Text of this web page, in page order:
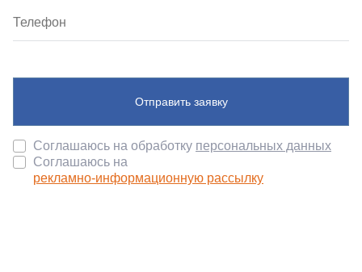
Отправить заявку
Соглашаюсь на обработку персональных данных
Соглашаюсь на
рекламно-информационную рассылку